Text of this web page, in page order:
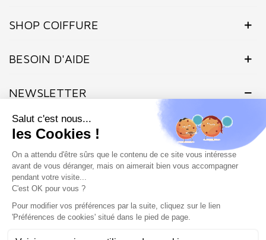
SHOP COIFFURE
BESOIN D'AIDE
NEWSLETTER
Inscrivez-vous dès maintenant à notre Newsletter et recevez en
exclusivité nos offres flashs, promotions et actualités.
Site protégé par reCAPTCHA.
Marchand approuvé par la Société des Avis Garantis, cliquez ici pour
vérifier.